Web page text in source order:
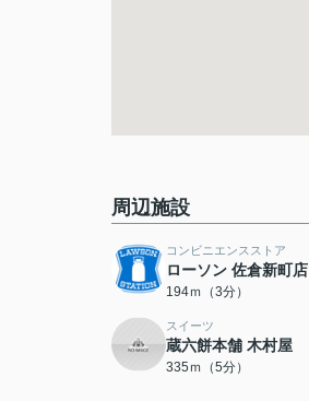
周辺施設
コンビニエンスストア
ローソン 佐倉新町店
194ｍ（3分）
スイーツ
蔵六餅本舗 木村屋
335ｍ（5分）